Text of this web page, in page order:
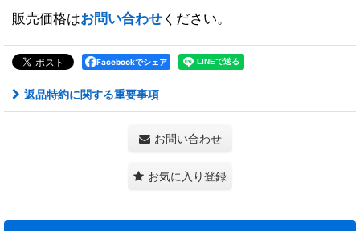
販売価格はお問い合わせください。
Facebookでシェア
返品特約に関する重要事項
お問い合わせ
お気に入り登録